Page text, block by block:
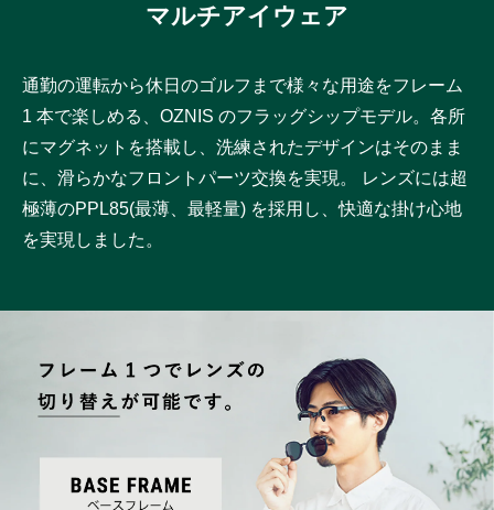
マルチアイウェア
通勤の運転から休日のゴルフまで様々な用途をフレーム
1 本で楽しめる、OZNIS のフラッグシップモデル。各所
にマグネットを搭載し、洗練されたデザインはそのまま
に、滑らかなフロントパーツ交換を実現。 レンズには超
極薄のPPL85(最薄、最軽量) を採用し、快適な掛け心地
を実現しました。